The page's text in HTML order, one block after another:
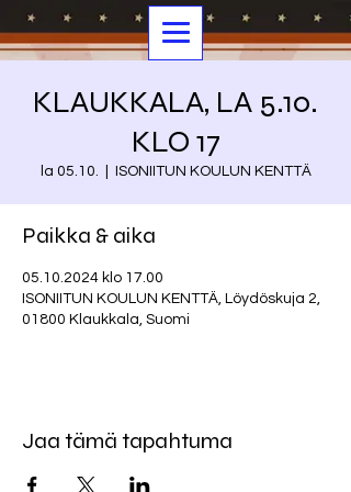
KLAUKKALA, LA 5.10.
KLO 17
la 05.10. ISONIITUN KOULUN KENTTÄ
Paikka & aika
05.10.2024 klo 17.00
ISONIITUN KOULUN KENTTÄ, Löydöskuja 2,
01800 Klaukkala, Suomi
Jaa tämä tapahtuma